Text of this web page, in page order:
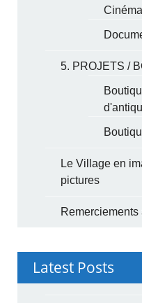
5. PROJETS /
Le Village en
pictures
Latest Posts